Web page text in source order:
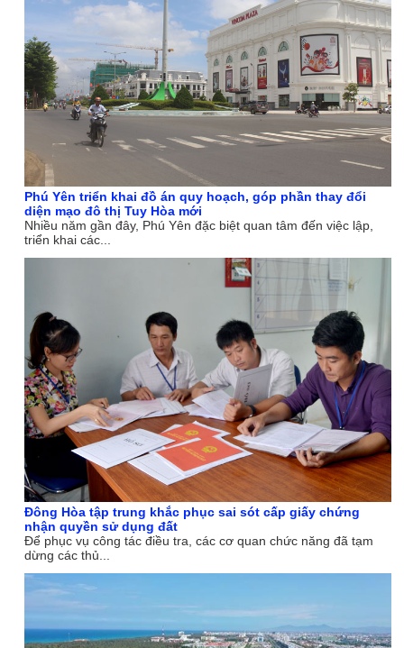
Phú Yên triển khai đồ án quy hoạch, góp phần thay đổi
diện mạo đô thị Tuy Hòa mới
Nhiều năm gần đây, Phú Yên đặc biệt quan tâm đến việc lập,
triển khai các...
Đông Hòa tập trung khắc phục sai sót cấp giấy chứng
nhận quyền sử dụng đất
Để phục vụ công tác điều tra, các cơ quan chức năng đã tạm
dừng các thủ...